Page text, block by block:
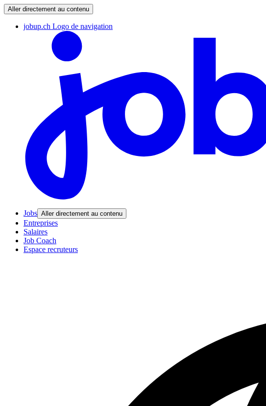
Aller directement au contenu
jobup.ch Logo de navigation
Jobs Aller directement au contenu
Entreprises
Salaires
Job Coach
Espace recruteurs